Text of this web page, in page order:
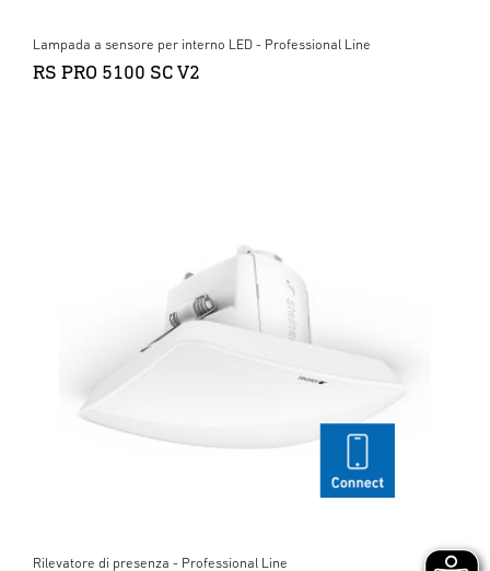
Lampada a sensore per interno LED - Professional Line
RS PRO 5100 SC V2
Rilevatore di presenza - Professional Line